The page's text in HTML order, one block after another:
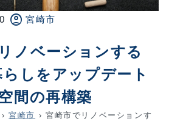
account_circle 宮崎市
ノベーションする
しをアップデート
間の再構築
› 宮崎市 › 宮崎市でリノベーションす